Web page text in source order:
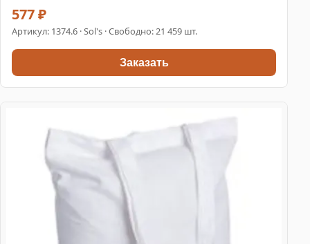
577 ₽
Артикул: 1374.6 · Sol's · Свободно: 21 459 шт.
Заказать